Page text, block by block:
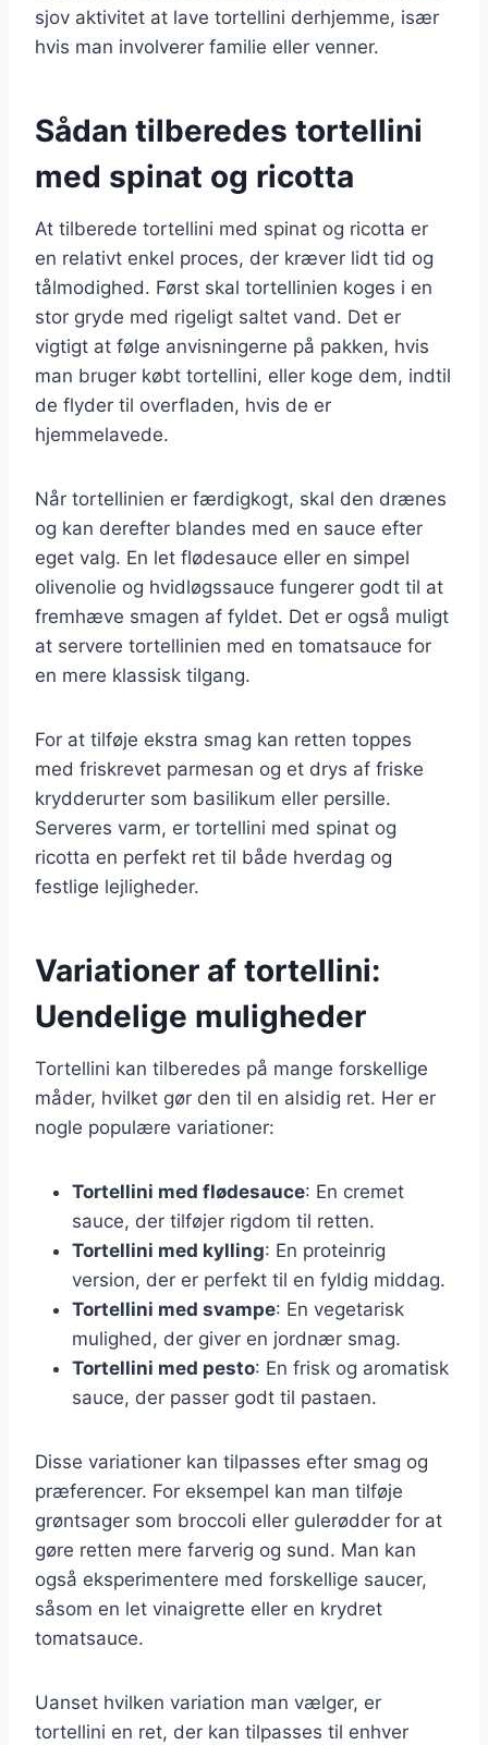
sjov aktivitet at lave tortellini derhjemme, især
hvis man involverer familie eller venner.
Sådan tilberedes tortellini
med spinat og ricotta
At tilberede tortellini med spinat og ricotta er
en relativt enkel proces, der kræver lidt tid og
tålmodighed. Først skal tortellinien koges i en
stor gryde med rigeligt saltet vand. Det er
vigtigt at følge anvisningerne på pakken, hvis
man bruger købt tortellini, eller koge dem, indtil
de flyder til overfladen, hvis de er
hjemmelavede.
Når tortellinien er færdigkogt, skal den drænes
og kan derefter blandes med en sauce efter
eget valg. En let flødesauce eller en simpel
olivenolie og hvidløgssauce fungerer godt til at
fremhæve smagen af fyldet. Det er også muligt
at servere tortellinien med en tomatsauce for
en mere klassisk tilgang.
For at tilføje ekstra smag kan retten toppes
med friskrevet parmesan og et drys af friske
krydderurter som basilikum eller persille.
Serveres varm, er tortellini med spinat og
ricotta en perfekt ret til både hverdag og
festlige lejligheder.
Variationer af tortellini:
Uendelige muligheder
Tortellini kan tilberedes på mange forskellige
måder, hvilket gør den til en alsidig ret. Her er
nogle populære variationer:
Tortellini med flødesauce: En cremet
sauce, der tilføjer rigdom til retten.
Tortellini med kylling: En proteinrig
version, der er perfekt til en fyldig middag.
Tortellini med svampe: En vegetarisk
mulighed, der giver en jordnær smag.
Tortellini med pesto: En frisk og aromatisk
sauce, der passer godt til pastaen.
Disse variationer kan tilpasses efter smag og
præferencer. For eksempel kan man tilføje
grøntsager som broccoli eller gulerødder for at
gøre retten mere farverig og sund. Man kan
også eksperimentere med forskellige saucer,
såsom en let vinaigrette eller en krydret
tomatsauce.
Uanset hvilken variation man vælger, er
tortellini en ret, der kan tilpasses til enhver